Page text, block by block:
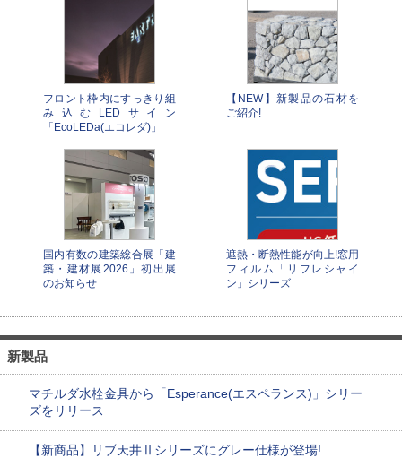
フロント枠内にすっきり組
み込むLEDサイン
「EcoLEDa(エコレダ)」
【NEW】新製品の石材を
ご紹介!
国内有数の建築総合展「建
築・建材展2026」初出展
のお知らせ
遮熱・断熱性能が向上!窓用
フィルム「リフレシャイ
ン」シリーズ
新製品
マチルダ水栓金具から「Esperance(エスペランス)」シリー
ズをリリース
【新商品】リブ天井Ⅱシリーズにグレー仕様が登場!